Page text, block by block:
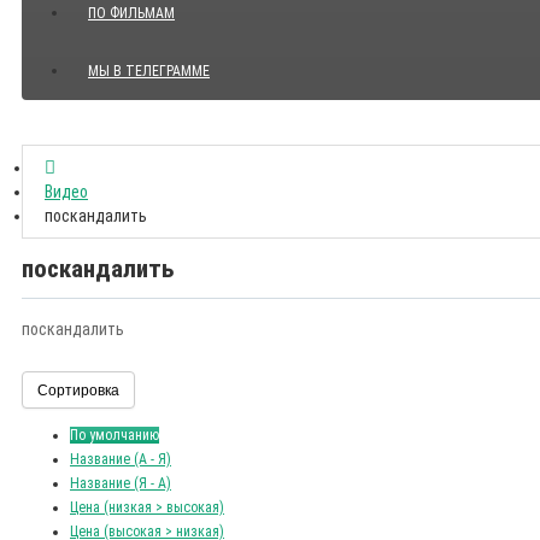
Показать все Цитаты с видео
ПО ФИЛЬМАМ
МЫ В ТЕЛЕГРАММЕ
Видео
поскандалить
поскандалить
поскандалить
Сортировка
По умолчанию
Название (А - Я)
Название (Я - А)
Цена (низкая > высокая)
Цена (высокая > низкая)